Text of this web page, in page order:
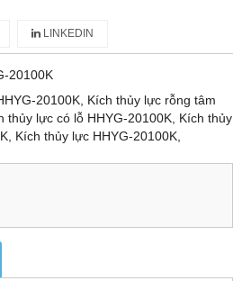
LINKEDIN
20100K
20100K, Kích thủy lực rỗng tâm
thủy lực có lỗ HHYG-20100K, Kích thủy
Kích thủy lực HHYG-20100K,